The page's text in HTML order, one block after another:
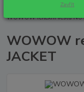
REFLEXNÍ VESTY
WOWOW reflexní vesta
WOWOW
JACKET
Zavřít